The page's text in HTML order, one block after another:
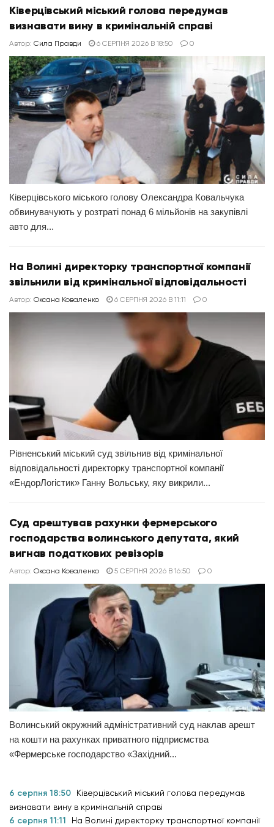
Ківерцівський міський голова передумав
визнавати вину в кримінальній справі
Автор: Сила Правди 6 СЕРПНЯ 2026 В 18:50 0
Ківерцівського міського голову Олександра Ковальчука
обвинувачують у розтраті понад 6 мільйонів на закупівлі
авто для...
На Волині директорку транспортної компанії
звільнили від кримінальної відповідальності
Автор: Оксана Коваленко 6 СЕРПНЯ 2026 В 11:11 0
Рівненський міський суд звільнив від кримінальної
відповідальності директорку транспортної компанії
«ЕндорЛогістик» Ганну Вольську, яку викрили...
Суд арештував рахунки фермерського
господарства волинського депутата, який
вигнав податкових ревізорів
Автор: Оксана Коваленко 5 СЕРПНЯ 2026 В 16:50 0
Волинський окружний адміністративний суд наклав арешт
на кошти на рахунках приватного підприємства
«Фермерське господарство «Західний...
6 серпня 18:50
Ківерцівський міський голова передумав
визнавати вину в кримінальній справі
6 серпня 11:11
На Волині директорку транспортної компанії